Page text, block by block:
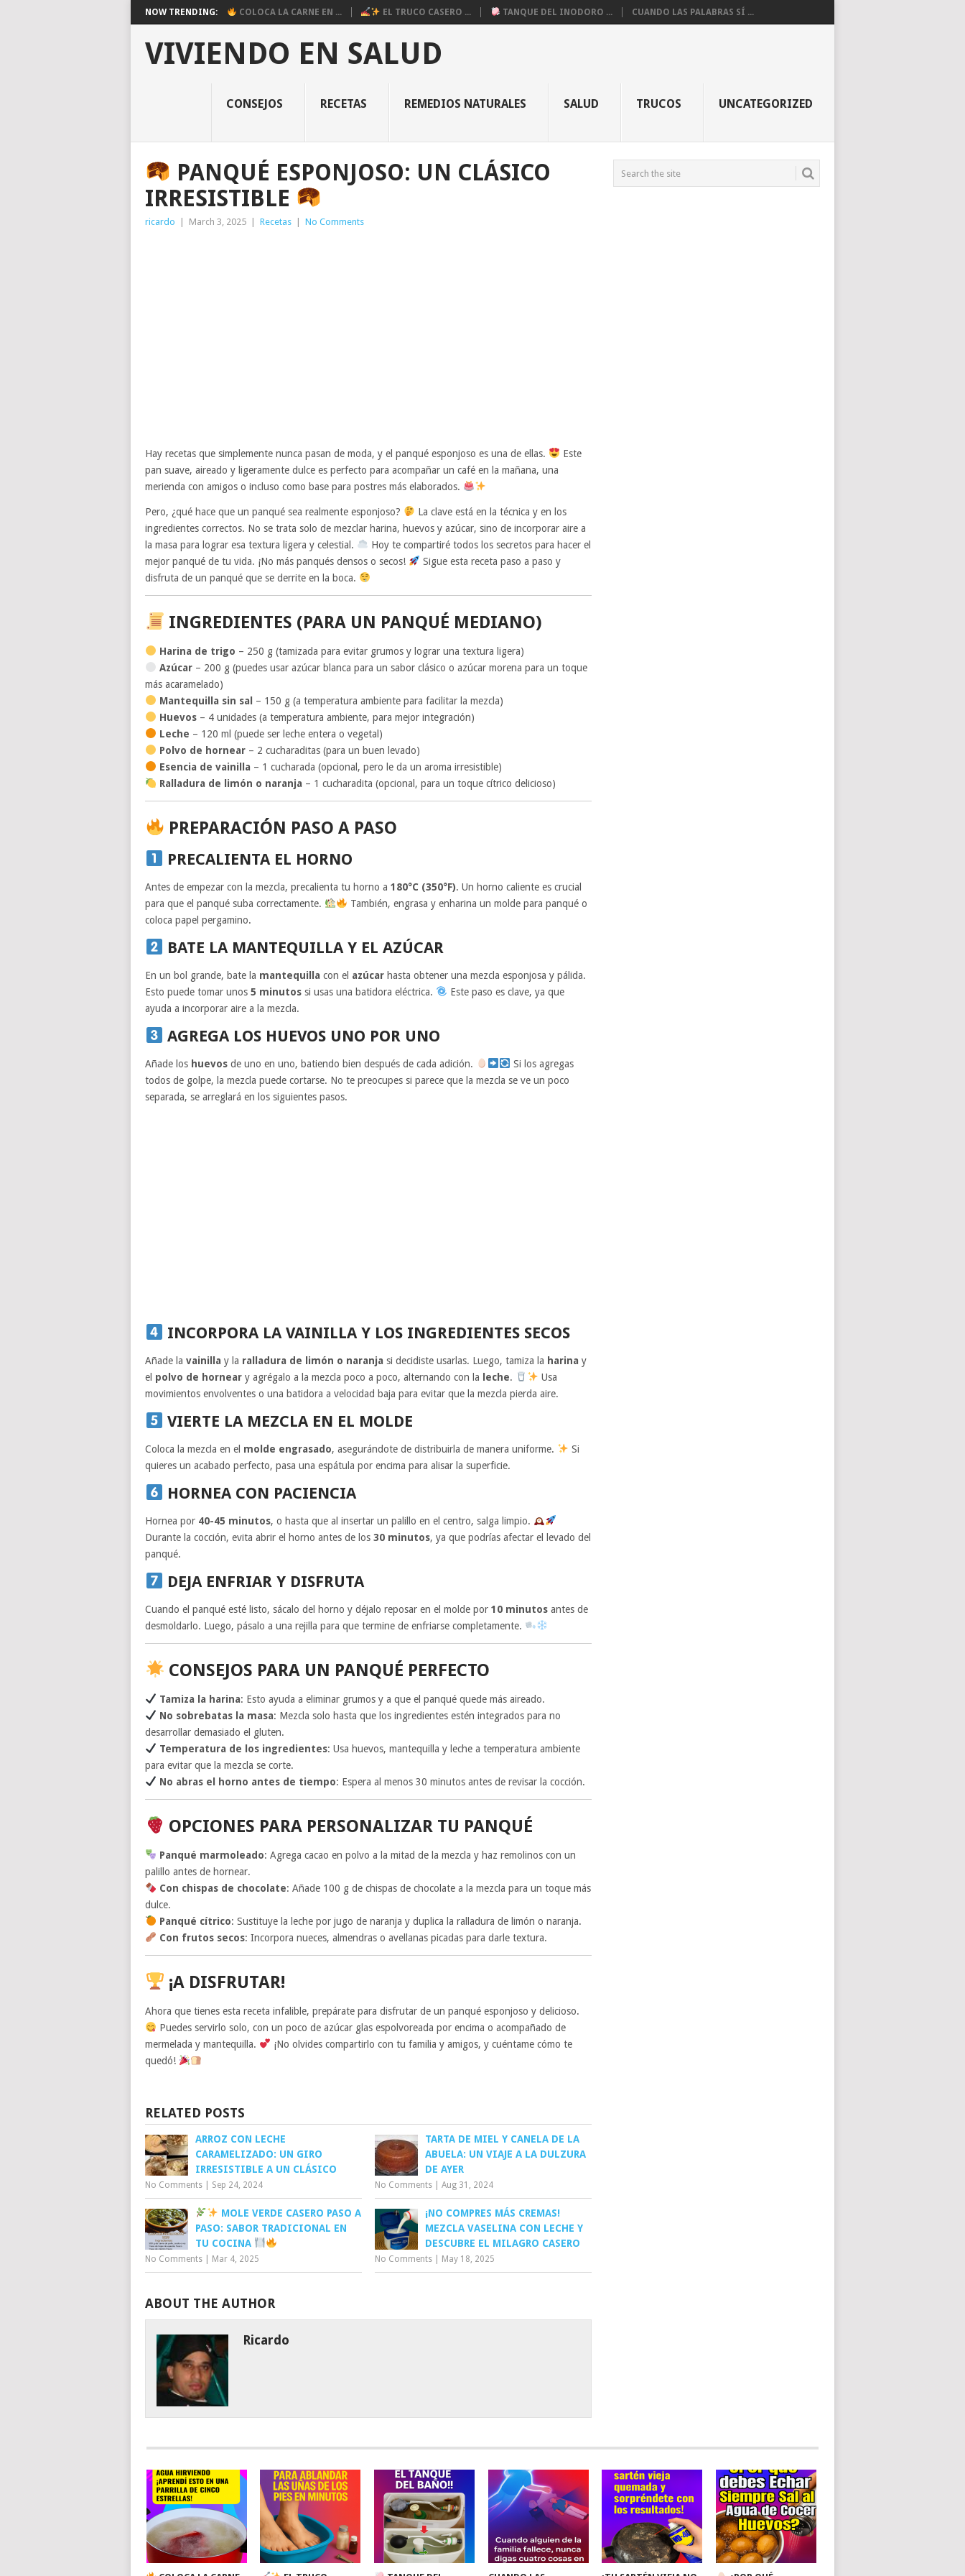
NOW TRENDING: COLOCA LA CARNE EN ... EL TRUCO CASERO ... TANQUE DEL INODORO ... CUANDO LAS PALABRAS SÍ ...
VIVIENDO EN SALUD
CONSEJOS RECETAS REMEDIOS NATURALES SALUD TRUCOS UNCATEGORIZED
PANQUÉ ESPONJOSO: UN CLÁSICO
IRRESISTIBLE
ricardo | March 3, 2025 | Recetas | No Comments
Hay recetas que simplemente nunca pasan de moda, y el panqué esponjoso es una de ellas.
Este
pan suave, aireado y ligeramente dulce es perfecto para acompañar un café en la mañana, una
merienda con amigos o incluso como base para postres más elaborados.
Pero, ¿qué hace que un panqué sea realmente esponjoso?
La clave está en la técnica y en los
ingredientes correctos. No se trata solo de mezclar harina, huevos y azúcar, sino de incorporar aire a
la masa para lograr esa textura ligera y celestial.
Hoy te compartiré todos los secretos para hacer el
mejor panqué de tu vida. ¡No más panqués densos o secos!
Sigue esta receta paso a paso y
disfruta de un panqué que se derrite en la boca.
INGREDIENTES (PARA UN PANQUÉ MEDIANO)
Harina de trigo – 250 g (tamizada para evitar grumos y lograr una textura ligera)
Azúcar– 200 g (puedes usar azúcar blanca para un sabor clásico o azúcar morena para un toque
más acaramelado)
Mantequilla sin sal
– 150 g (a temperatura ambiente para facilitar la mezcla)
Huevos– 4 unidades (a temperatura ambiente, para mejor integración)
Leche – 120 ml (puede ser leche entera o vegetal)
Polvo de hornear– 2 cucharaditas (para un buen levado)
Esencia de vainilla – 1 cucharada (opcional, pero le da un aroma irresistible)
Ralladura de limón o naranja – 1 cucharadita (opcional, para un toque cítrico delicioso)
PREPARACIÓN PASO A PASO
PRECALIENTA EL HORNO
Antes de empezar con la mezcla, precalienta tu horno a 180°C (350°F). Un horno caliente es crucial
para que el panqué suba correctamente.
También, engrasa y enharina un molde para panqué o
coloca papel pergamino.
BATE LA MANTEQUILLA Y EL AZÚCAR
En un bol grande, bate la mantequilla con el azúcar hasta obtener una mezcla esponjosa y pálida.
Esto puede tomar unos 5 minutos si usas una batidora eléctrica.
Este paso es clave, ya que
ayuda a incorporar aire a la mezcla.
AGREGA LOS HUEVOS UNO POR UNO
Añade los huevos de uno en uno, batiendo bien después de cada adición.
Si los agregas
todos de golpe, la mezcla puede cortarse. No te preocupes si parece que la mezcla se ve un poco
separada, se arreglará en los siguientes pasos.
INCORPORA LA VAINILLA Y LOS INGREDIENTES SECOS
Añade la vainilla y la ralladura de limón o naranja si decidiste usarlas. Luego, tamiza la harina y
el polvo de hornear y agrégalo a la mezcla poco a poco, alternando con la leche.
Usa
movimientos envolventes o una batidora a velocidad baja para evitar que la mezcla pierda aire.
VIERTE LA MEZCLA EN EL MOLDE
Coloca la mezcla en el molde engrasado, asegurándote de distribuirla de manera uniforme.
Si
quieres un acabado perfecto, pasa una espátula por encima para alisar la superficie.
HORNEA CON PACIENCIA
Hornea por 40-45 minutos, o hasta que al insertar un palillo en el centro, salga limpio.
Durante la cocción, evita abrir el horno antes de los 30 minutos, ya que podrías afectar el levado del
panqué.
DEJA ENFRIAR Y DISFRUTA
Cuando el panqué esté listo, sácalo del horno y déjalo reposar en el molde por 10 minutos antes de
desmoldarlo. Luego, pásalo a una rejilla para que termine de enfriarse completamente.
CONSEJOS PARA UN PANQUÉ PERFECTO
Tamiza la harina: Esto ayuda a eliminar grumos y a que el panqué quede más aireado.
No sobrebatas la masa: Mezcla solo hasta que los ingredientes estén integrados para no
desarrollar demasiado el gluten.
Temperatura de los ingredientes: Usa huevos, mantequilla y leche a temperatura ambiente
para evitar que la mezcla se corte.
No abras el horno antes de tiempo: Espera al menos 30 minutos antes de revisar la cocción.
OPCIONES PARA PERSONALIZAR TU PANQUÉ
Panqué marmoleado: Agrega cacao en polvo a la mitad de la mezcla y haz remolinos con un
palillo antes de hornear.
Con chispas de chocolate: Añade 100 g de chispas de chocolate a la mezcla para un toque más
dulce.
Panqué cítrico: Sustituye la leche por jugo de naranja y duplica la ralladura de limón o naranja.
Con frutos secos: Incorpora nueces, almendras o avellanas picadas para darle textura.
¡A DISFRUTAR!
Ahora que tienes esta receta infalible, prepárate para disfrutar de un panqué esponjoso y delicioso.
Puedes servirlo solo, con un poco de azúcar glas espolvoreada por encima o acompañado de
mermelada y mantequilla.
¡No olvides compartirlo con tu familia y amigos, y cuéntame cómo te
quedó!
RELATED POSTS
ARROZ CON LECHE
CARAMELIZADO: UN GIRO
IRRESISTIBLE A UN CLÁSICO
No Comments Sep 24, 2024
TARTA DE MIEL Y CANELA DE LA
ABUELA: UN VIAJE A LA DULZURA
DE AYER
No Comments |Aug 31, 2024
MOLE VERDE CASERO PASO A
PASO: SABOR TRADICIONAL EN
TU COCINA
No Comments Mar 4, 2025
¡NO COMPRES MÁS CREMAS!
MEZCLA VASELINA CON LECHE Y
DESCUBRE EL MILAGRO CASERO
No Comments May 18, 2025
ABOUT THE AUTHOR
Ricardo